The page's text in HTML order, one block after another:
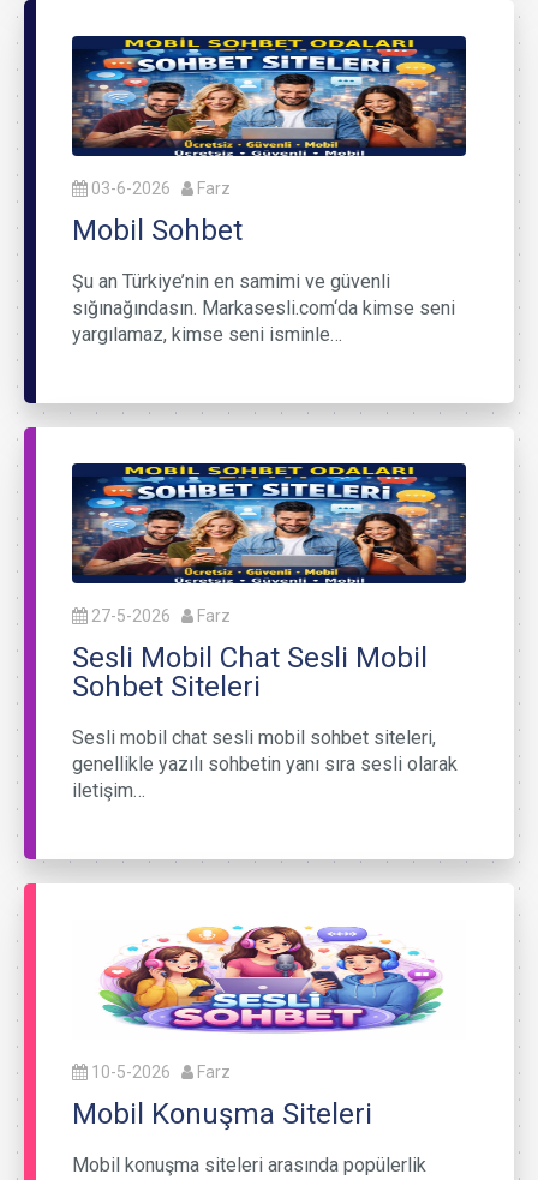
03-6-2026 Farz
Mobil Sohbet
Şu an Türkiye’nin en samimi ve güvenli
sığınağındasın. Markasesli.com‘da kimse seni
yargılamaz, kimse seni isminle…
27-5-2026 Farz
Sesli Mobil Chat Sesli Mobil
Sohbet Siteleri
Sesli mobil chat sesli mobil sohbet siteleri,
genellikle yazılı sohbetin yanı sıra sesli olarak
iletişim…
10-5-2026 Farz
Mobil Konuşma Siteleri
Mobil konuşma siteleri arasında popülerlik